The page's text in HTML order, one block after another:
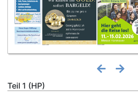
Teil 1 (HP)